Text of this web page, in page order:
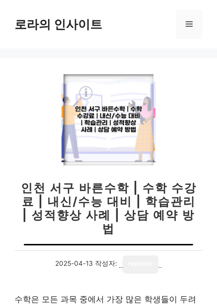
로라의 인사이트 메
인천 서구 바른수학 | 수학 수강
료 | 내신/수능 대비 | 학습관리
| 성적향상 사례 | 상담 예약 방
법
2025-04-13 작성자:
수학은 모든 과목 중에서 가장 많은 학생들이 두려